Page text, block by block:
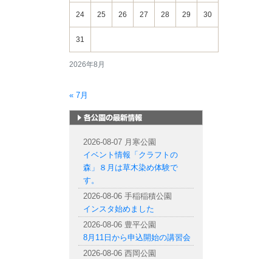
2026年8月
24 25 26 27 28 29 30
31
« 7月
2026-08-07 月寒公園
イベント情報「クラフトの
森」８月は草木染め体験で
す。
2026-08-06 手稲稲積公園
インスタ始めました
2026-08-06 豊平公園
8月11日から申込開始の講習会
2026-08-06 西岡公園